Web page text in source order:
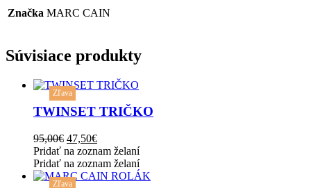
Značka MARC CAIN
Súvisiace produkty
This
product
has
variants.
The
options
may
be
TWINSET TRIČKO
95,00€ Original
price
was:
95,00€.
47,50€Current
price
is:
47,50€.
Zľava
Pridať na zoznam želaní
Pridať na zoznam želaní
This
Zľava